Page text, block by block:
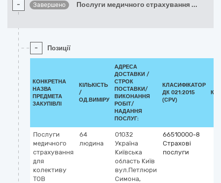
- Завершено Послуги медичного страхування ...
- Позиції
КОНКРЕТНА
НАЗВА
ПРЕДМЕТА
ЗАКУПІВЛІ
КІЛЬКІСТЬ
/
ОД.ВИМІРУ
АДРЕСА
ДОСТАВКИ /
СТРОК
ПОСТАВКИ/
ВИКОНАННЯ
РОБІТ/
НАДАННЯ
ПОСЛУГ:
КЛАСИФІКАТОР
ДК 021:2015
(CPV)
Послуги
медичного
страхування
для
колективу
ТОВ
64
людина
01032
Україна
Київська
область Київ
вул.Петлюри
Симона,
66510000-8
Страхові
послуги